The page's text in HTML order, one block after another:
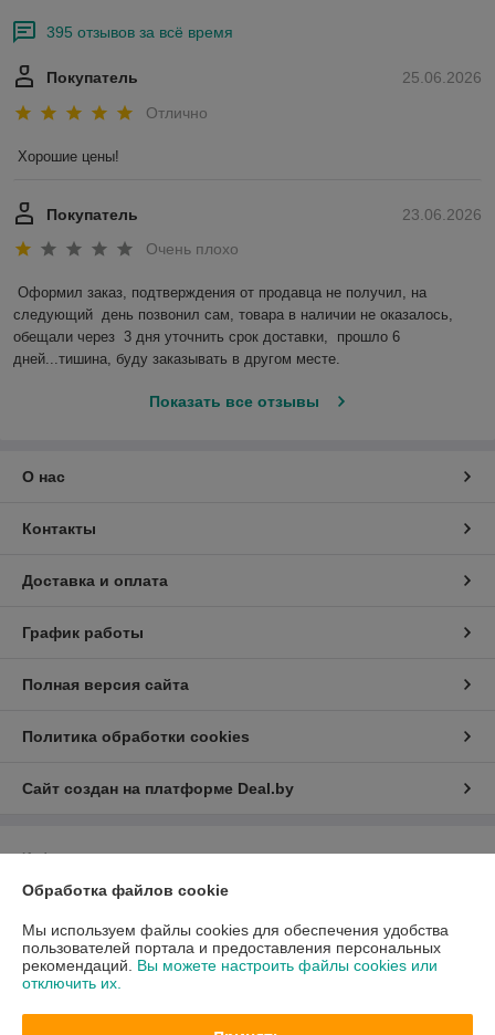
395 отзывов за всё время
25.06.2026
Покупатель
Отлично
Хорошие цены!
23.06.2026
Покупатель
Очень плохо
Оформил заказ, подтверждения от продавца не получил, на
следующий  день позвонил сам, товара в наличии не оказалось,
обещали через  3 дня уточнить срок доставки,  прошло 6
дней...тишина, буду заказывать в другом месте.
Показать все отзывы
О нас
Контакты
Доставка и оплата
График работы
Полная версия сайта
Политика обработки cookies
Сайт создан на платформе Deal.by
Информация для покупателя
Юридическое лицо:Общество с ограниченной ответственностью «Квок
Минск, ул. Лещинского 14А пав.232
Регистрационный номер ЕГР: 193925453
Регистрационный орган: Минский горисполком
Обработка файлов cookie
Мы используем файлы cookies для обеспечения удобства
пользователей портала и предоставления персональных
рекомендаций. Вы можете настроить файлы cookies или
отключить их.